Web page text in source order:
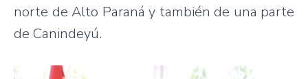
norte de Alto Paraná y también de una parte
de Canindeyú.